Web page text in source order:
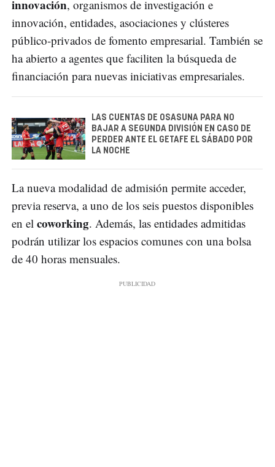
innovación, organismos de investigación e
innovación, entidades, asociaciones y clústeres
público-privados de fomento empresarial. También se
ha abierto a agentes que faciliten la búsqueda de
financiación para nuevas iniciativas empresariales.
LAS CUENTAS DE OSASUNA PARA NO
BAJAR A SEGUNDA DIVISIÓN EN CASO DE
PERDER ANTE EL GETAFE EL SÁBADO POR
LA NOCHE
La nueva modalidad de admisión permite acceder,
previa reserva, a uno de los seis puestos disponibles
en el coworking. Además, las entidades admitidas
podrán utilizar los espacios comunes con una bolsa
de 40 horas mensuales.